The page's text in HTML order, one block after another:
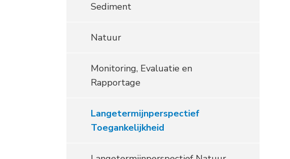
Sediment
Natuur
Monitoring, Evaluatie en
Rapportage
Langetermijnperspectief
Toegankelijkheid